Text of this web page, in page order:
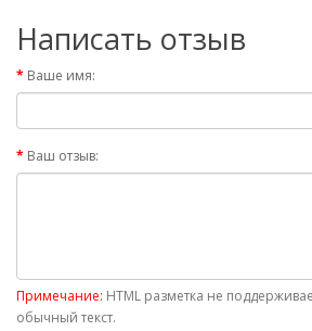
Написать отзыв
Ваше имя:
Ваш отзыв:
Примечание: HTML разметка не
обычный текст.